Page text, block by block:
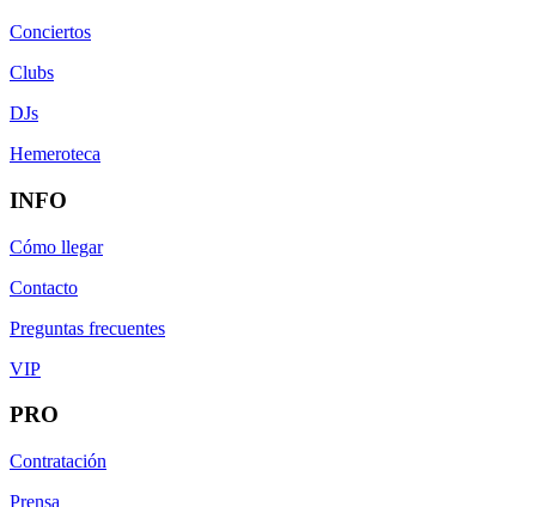
Conciertos
Clubs
DJs
Hemeroteca
INFO
Cómo llegar
Contacto
Preguntas frecuentes
VIP
PRO
Contratación
Prensa